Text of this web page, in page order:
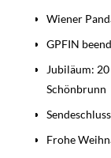
Wiener
GPFIN
Jubiläum:
Schönbrunn
Frohe